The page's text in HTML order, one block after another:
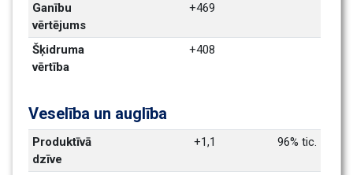
Ganību
vērtējums
+469
Šķidruma
vērtība
+408
Veselība un auglība
Produktīvā
dzīve
+1,1 96% tic.